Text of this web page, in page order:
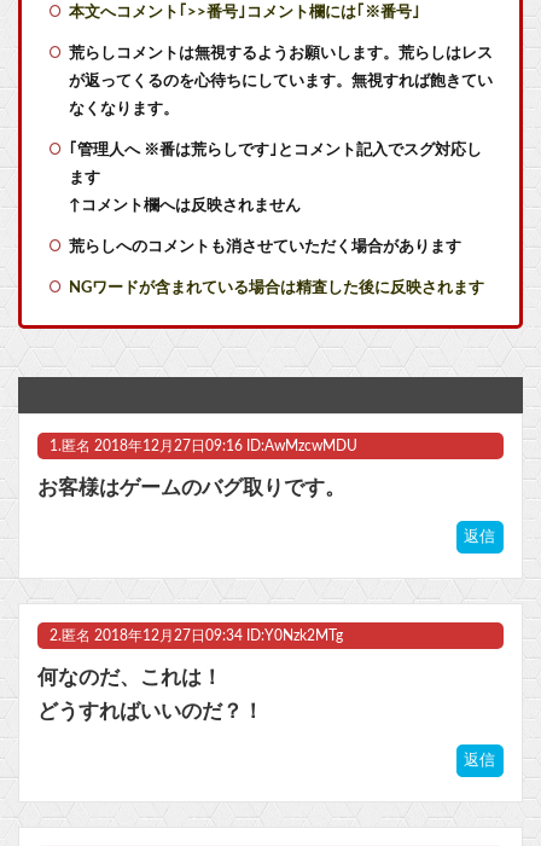
【艦これ】もちもちーの本気 他
【艦これ】てーいとーくさんっ♪ 他
【艦これ】競泳水着いんのかよ
【画像】株の暴落を描いた漫画、ガチで怖いwwwww他
【ラブライブ！】【画像】侑ちゃんとかのんちゃんの仲睦まじい作曲他
艦これ絵師「AIってみんな言うけど違います！証拠はこれです！」→結果……
【FGO】ファット「ランサー/メリュジーヌ」フィギュア【明日発売】他
ビットコイン再び1600万円へ。ドル円は147円に
本文へコメント｢>>番号｣コメント欄には｢※番号｣
荒らしコメントは無視するようお願いします。荒らしはレス
が返ってくるのを心待ちにしています。無視すれば飽きてい
なくなります。
｢管理人へ ※番は荒らしです｣とコメント記入でスグ対応し
ます
↑コメント欄へは反映されません
荒らしへのコメントも消させていただく場合があります
NGワードが含まれている場合は精査した後に反映されます
1. 匿名 2018年12月27日09:16 ID:AwMzcwMDU
お客様はゲームのバグ取りです。
返信
2. 匿名 2018年12月27日09:34 ID:Y0Nzk2MTg
何なのだ、これは！
どうすればいいのだ？！
返信